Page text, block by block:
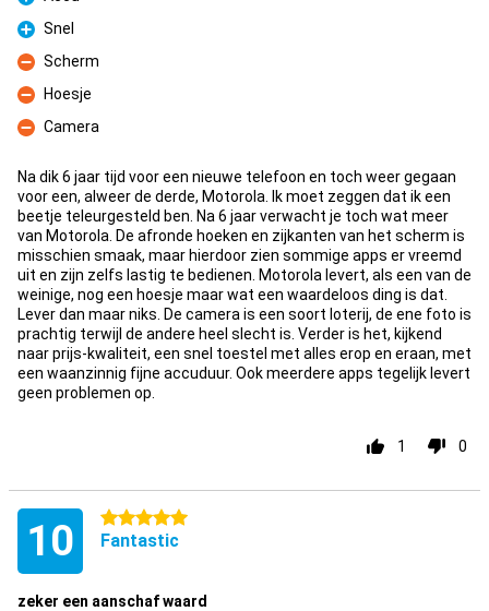
Pro
Pro
Snel
Con
Scherm
Con
Hoesje
Con
Camera
Na dik 6 jaar tijd voor een nieuwe telefoon en toch weer gegaan
voor een, alweer de derde, Motorola. Ik moet zeggen dat ik een
beetje teleurgesteld ben. Na 6 jaar verwacht je toch wat meer
van Motorola. De afronde hoeken en zijkanten van het scherm is
misschien smaak, maar hierdoor zien sommige apps er vreemd
uit en zijn zelfs lastig te bedienen. Motorola levert, als een van de
weinige, nog een hoesje maar wat een waardeloos ding is dat.
Lever dan maar niks. De camera is een soort loterij, de ene foto is
prachtig terwijl de andere heel slecht is. Verder is het, kijkend
naar prijs-kwaliteit, een snel toestel met alles erop en eraan, met
een waanzinnig fijne accuduur. Ook meerdere apps tegelijk levert
geen problemen op.
1 0
10 5 stars
Fantastic
zeker een aanschaf waard